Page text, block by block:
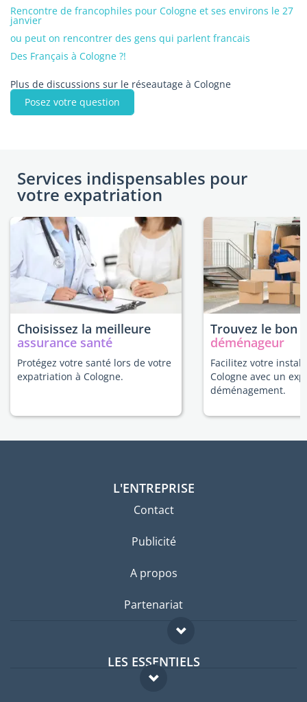
Rencontre de francophiles pour Cologne et ses environs le 27
janvier
ou peut on rencontrer des gens qui parlent francais
Des Français à Cologne ?!
Plus de discussions sur le réseautage à Cologne
Posez votre question
Services indispensables pour
votre expatriation
Choisissez la meilleure
assurance santé
Protégez votre santé lors de votre
expatriation à Cologne.
Trouvez le bon
déménageur
Facilitez votre
Cologne avec un
déménagement.
L'ENTREPRISE
Contact
Publicité
A propos
Partenariat
LES ESSENTIELS
Forum expatriés